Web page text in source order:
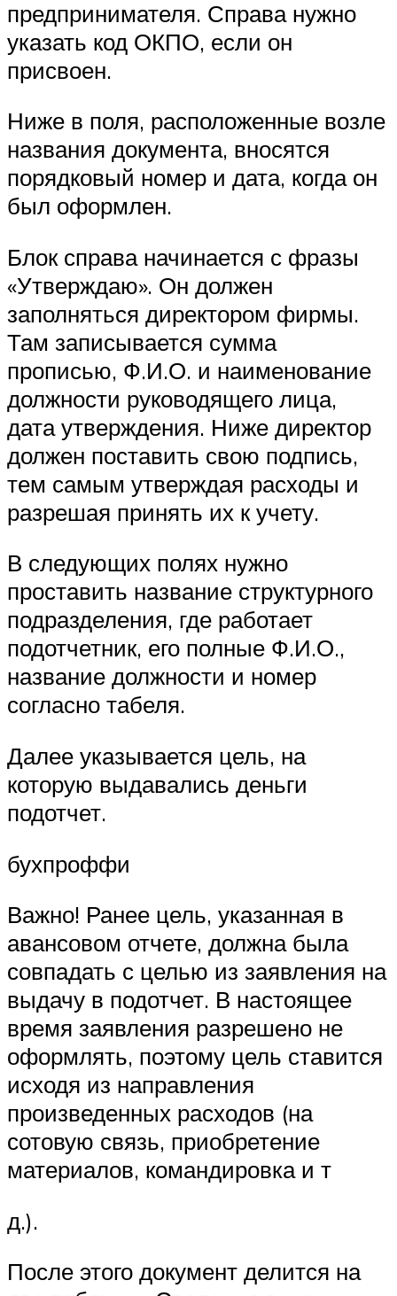
предпринимателя. Справа нужно
указать код ОКПО, если он
присвоен.
Ниже в поля, расположенные возле
названия документа, вносятся
порядковый номер и дата, когда он
был оформлен.
Блок справа начинается с фразы
«Утверждаю». Он должен
заполняться директором фирмы.
Там записывается сумма
прописью, Ф.И.О. и наименование
должности руководящего лица,
дата утверждения. Ниже директор
должен поставить свою подпись,
тем самым утверждая расходы и
разрешая принять их к учету.
В следующих полях нужно
проставить название структурного
подразделения, где работает
подотчетник, его полные Ф.И.О.,
название должности и номер
согласно табеля.
Далее указывается цель, на
которую выдавались деньги
подотчет.
бухпроффи
Важно! Ранее цель, указанная в
авансовом отчете, должна была
совпадать с целью из заявления на
выдачу в подотчет. В настоящее
время заявления разрешено не
оформлять, поэтому цель ставится
исходя из направления
произведенных расходов (на
сотовую связь, приобретение
материалов, командировка и т
д.).
После этого документ делится на